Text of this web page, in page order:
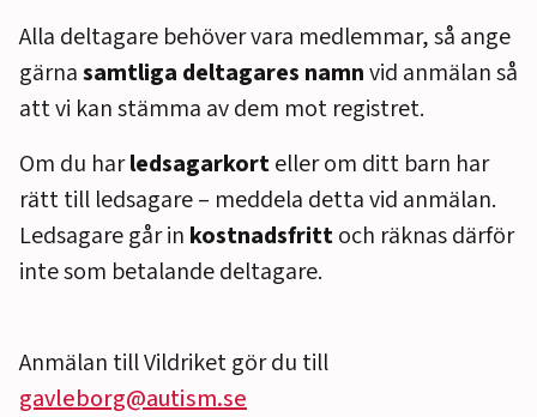
Alla deltagare behöver vara medlemmar, så ange
gärnasamtliga deltagares namnvid anmälan så
att vi kan stämma av dem mot registret.
Om du harledsagarkorteller om ditt barn har
rätt till ledsagare – meddela detta vid anmälan.
Ledsagare går in kostnadsfrittoch räknas därför
inte som betalande deltagare.
Anmälan till Vildriket gör du till
gavleborg@autism.se